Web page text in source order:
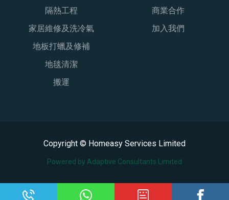
隔熱工程
家居維修及洗冷氣
地板打蠟及修補
地毯清潔
搬運
商業合作
加入我們
Copyright © Homeasy Services Limited
Powered by Adaptive Consultants Limited